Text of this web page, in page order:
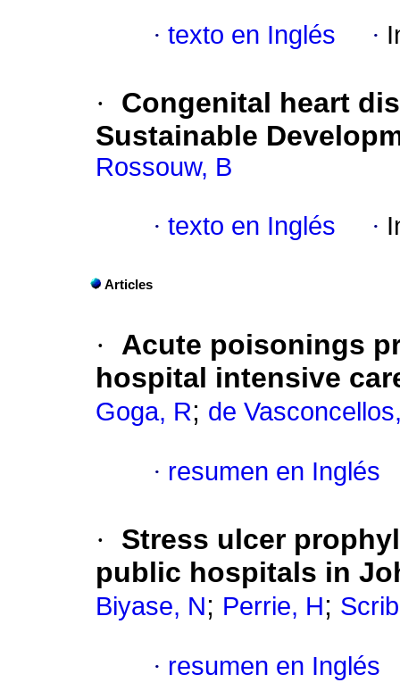
· texto en Inglés ·
·
Congenital heart
Sustainable
Rossouw, B
· texto en Inglés ·
Articles
·
Acute poisonings
hospital intensive
Goga, R; de
· resumen en Inglés
·
Stress ulcer
public hospitals in
Biyase, N; Perrie, H;
· resumen en Inglés